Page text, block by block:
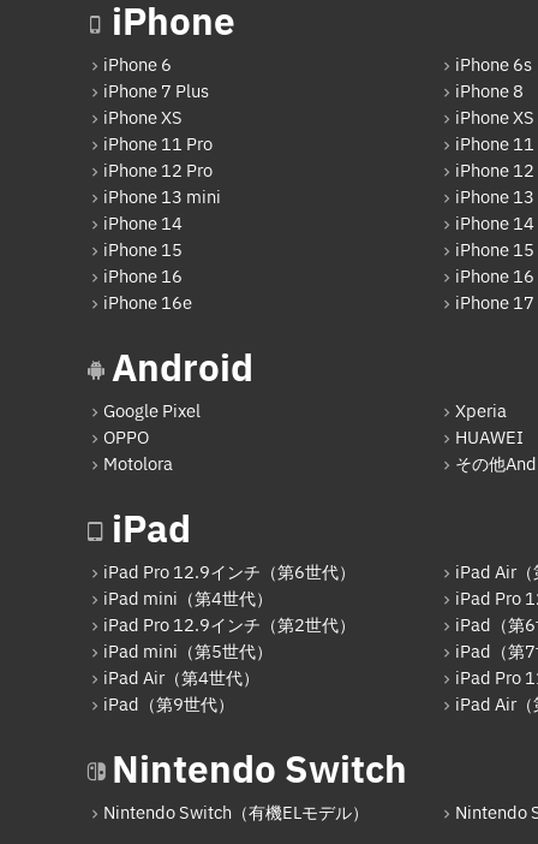
iPhone
iPhone 6
iPhone 6s
iPhone 7 Plus
iPhone 8
iPhone XS
iPhone
iPhone 11 Pro
iPhone 11
iPhone 12 Pro
iPhone
iPhone 13 mini
iPhone 13
iPhone 14
iPhone 14
iPhone 15
iPhone 15
iPhone 16
iPhone 16
iPhone 16e
iPhone 17
Android
Google Pixel
Xperia
OPPO
HUAWEI
Motolora
その他
iPad
iPad Pro 12.9インチ（第6世代）
iPad Air
iPad mini（第4世代）
iPad Pro
iPad Pro 12.9インチ（第2世代）
iPad（第
iPad mini（第5世代）
iPad（第
iPad Air（第4世代）
iPad Pro
iPad（第9世代）
iPad Air
Nintendo Switch
Nintendo Switch（有機ELモデル） Nintendo